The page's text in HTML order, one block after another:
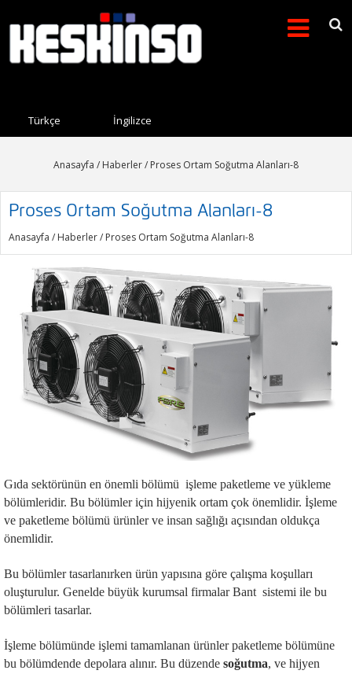
Arama formu
Türkçe İngilizce
Anasayfa / Haberler/ Proses Ortam Soğutma Alanları-8
Proses Ortam Soğutma Alanları-8
Anasayfa / Haberler/ Proses Ortam Soğutma Alanları-8
Gıda sektörünün en önemli bölümü işleme paketleme ve yükleme
bölümleridir. Bu bölümler için hijyenik ortam çok önemlidir. İşleme
ve paketleme bölümü ürünler ve insan sağlığı açısından oldukça
önemlidir.
Bu bölümler tasarlanırken ürün yapısına göre çalışma koşulları
oluşturulur. Genelde büyük kurumsal firmalar Bant sistemi ile bu
bölümleri tasarlar.
İşleme bölümünde işlemi tamamlanan ürünler paketleme bölümüne
bu bölümdende depolara alınır. Bu düzende soğutma, ve hijyen